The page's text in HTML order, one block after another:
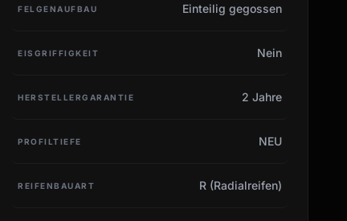
FELGENAUFBAU Einteilig gegossen
EISGRIFFIGKEIT Nein
HERSTELLERGARANTIE 2 Jahre
PROFILTIEFE NEU
REIFENBAUART R (Radialreifen)